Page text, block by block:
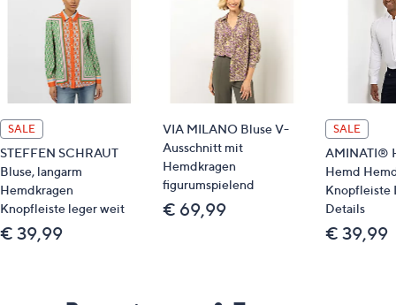
SALE
STEFFEN SCHRAUT
Bluse, langarm
Hemdkragen
Knopfleiste leger weit
€ 39,99
VIA MILANO Bluse V-
Ausschnitt mit
Hemdkragen
figurumspielend
€ 69,99
SALE
AMINATI®
Hemd
Knopfleiste
Details
€ 39,99